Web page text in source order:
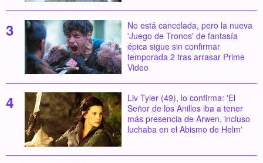
No está cancelada, pero la nueva
'Juego de Tronos' de fantasía
épica sigue sin confirmar
temporada 2 tras arrasar Prime
Video
Liv Tyler (49), lo confirma: 'El
Señor de los Anillos iba a tener
más presencia de Arwen, incluso
luchaba en el Abismo de Helm'